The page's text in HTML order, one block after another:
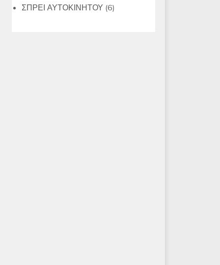
προϊόντα
ΣΠΡΕΙ ΑΥΤΟΚΙΝΗΤΟΥ 66